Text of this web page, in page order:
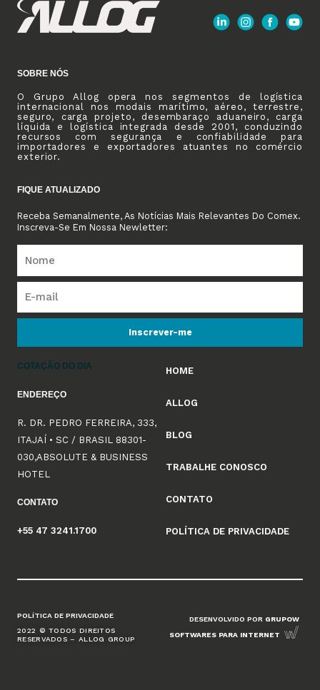
SOBRE NÓS
O Grupo Allog opera nos segmentos de logística
internacional nos modais marítimo, aéreo, terrestre,
seguro, carga projeto, desembaraço aduaneiro, carga
líquida e logística integrada desde 2001, conduzindo
recursos com segurança e confiabilidade para
importadores e exportadores atuantes no comércio
exterior.
FIQUE ATUALIZADO
Receba Semanalmente, As Notícias Mais Relevantes Do Comex.
Inscreva-Se Em Nossa Newletter:
Inscrever-me
COTAÇÃO DO DIA
ENDEREÇO
R. DR. PEDRO FERREIRA, 333,
ITAJAÍ • SC / BRASIL 88301-
030,ABSOLUTE & BUSINESS
HOTEL
CONTATO
+55 47 3241.1700
HOME
ALLOG
BLOG
TRABALHE CONOSCO
CONTATO
POLÍTICA DE PRIVACIDADE
POLÍTICA DE PRIVACIDADE
2022 © TODOS DIREITOS
RESERVADOS – ALLOG GROUP
DESENVOLVIDO POR GRUPOW
SOFTWARES PARA INTERNET